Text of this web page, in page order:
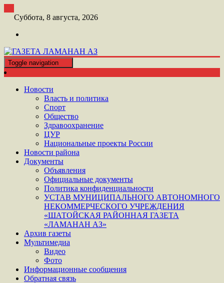
Суббота, 8 августа, 2026
ГАЗЕТА ЛАМАНАН АЗ
ШАТОЙСКАЯ ГАЗЕТА ЛАМАНАН АЗ
Toggle navigation
Новости
Власть и политика
Спорт
Общество
Здравоохранение
ЦУР
Национальные проекты России
Новости района
Документы
Объявления
Официальные документы
Политика конфиденциальности
УСТАВ МУНИЦИПАЛЬНОГО АВТОНОМНОГО
НЕКОММЕРЧЕСКОГО УЧРЕЖДЕНИЯ
«ШАТОЙСКАЯ РАЙОННАЯ ГАЗЕТА
«ЛАМАНАН АЗ»
Архив газеты
Мультимедиа
Видео
Фото
Информационные сообщения
Обратная связь